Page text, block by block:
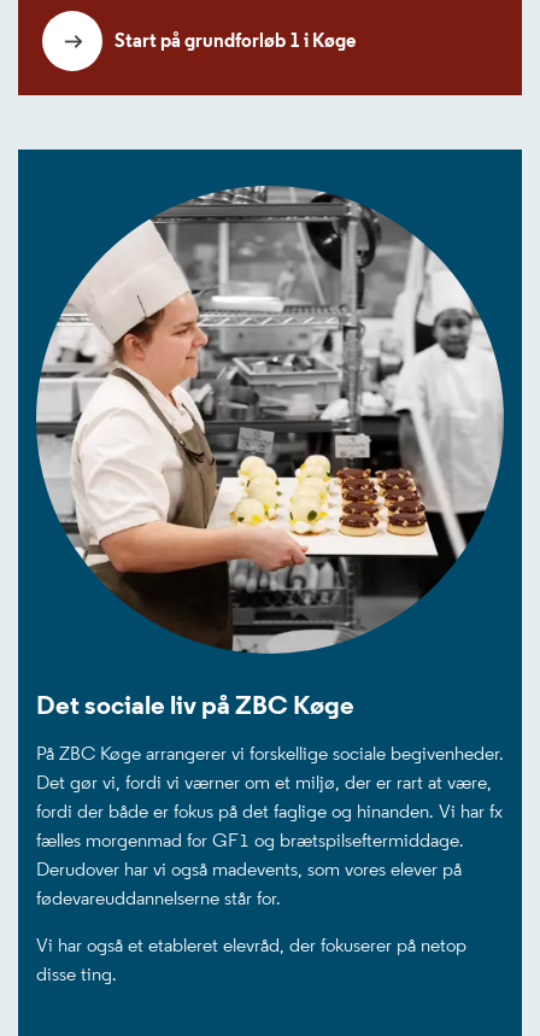
Start på grundforløb 1 i Køge
Det sociale liv på ZBC Køge
På ZBC Køge arrangerer vi forskellige sociale begivenheder.
Det gør vi, fordi vi værner om et miljø, der er rart at være,
fordi der både er fokus på det faglige og hinanden. Vi har fx
fælles morgenmad for GF1 og brætspilseftermiddage.
Derudover har vi også madevents, som vores elever på
fødevareuddannelserne står for.
Vi har også et etableret elevråd, der fokuserer på netop
disse ting.